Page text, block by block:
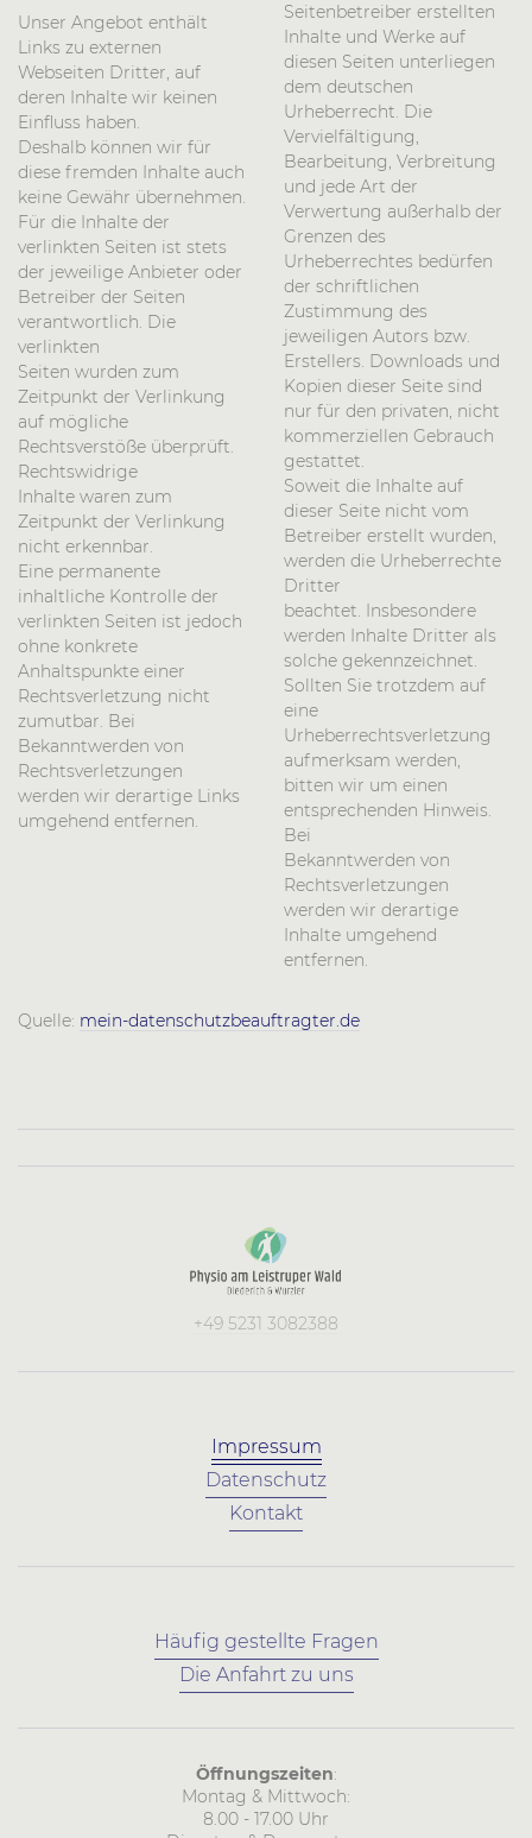
Unser Angebot enthält
Links zu externen
Webseiten Dritter, auf
deren Inhalte wir keinen
Einfluss haben.
Deshalb können wir für
diese fremden Inhalte auch
keine Gewähr übernehmen.
Für die Inhalte der
verlinkten Seiten ist stets
der jeweilige Anbieter oder
Betreiber der Seiten
verantwortlich. Die
verlinkten
Seiten wurden zum
Zeitpunkt der Verlinkung
auf mögliche
Rechtsverstöße überprüft.
Rechtswidrige
Inhalte waren zum
Zeitpunkt der Verlinkung
nicht erkennbar.
Eine permanente
inhaltliche Kontrolle der
verlinkten Seiten ist jedoch
ohne konkrete
Anhaltspunkte einer
Rechtsverletzung nicht
zumutbar. Bei
Bekanntwerden von
Rechtsverletzungen
werden wir derartige Links
umgehend entfernen.
Seitenbetreiber erstellten
Inhalte und Werke auf
diesen Seiten unterliegen
dem deutschen
Urheberrecht. Die
Vervielfältigung,
Bearbeitung, Verbreitung
und jede Art der
Verwertung außerhalb der
Grenzen des
Urheberrechtes bedürfen
der schriftlichen
Zustimmung des
jeweiligen Autors bzw.
Erstellers. Downloads und
Kopien dieser Seite sind
nur für den privaten, nicht
kommerziellen Gebrauch
gestattet.
Soweit die Inhalte auf
dieser Seite nicht vom
Betreiber erstellt wurden,
werden die Urheberrechte
Dritter
beachtet. Insbesondere
werden Inhalte Dritter als
solche gekennzeichnet.
Sollten Sie trotzdem auf
eine
Urheberrechtsverletzung
aufmerksam werden,
bitten wir um einen
entsprechenden Hinweis.
Bei
Bekanntwerden von
Rechtsverletzungen
werden wir derartige
Inhalte umgehend
entfernen.
Quelle: mein-datenschutzbeauftragter.de
+49 5231 3082388
Impressum
Datenschutz
Kontakt
Häufig gestellte Fragen
Die Anfahrt zu uns
Öffnungszeiten:
Montag & Mittwoch:
8.00 - 17.00 Uhr